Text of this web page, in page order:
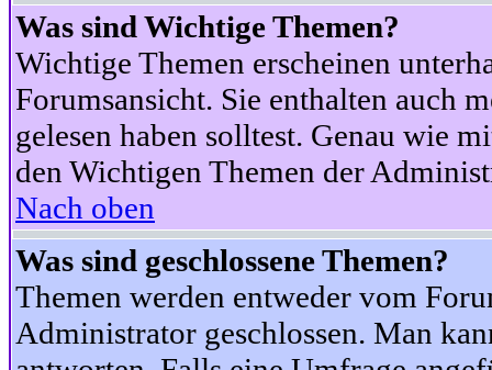
Was sind Wichtige Themen?
Wichtige Themen erscheinen
Forumsansicht. Sie enthalten auch
gelesen haben solltest. Genau wie
den Wichtigen Themen der
Nach oben
Was sind geschlossene Themen?
Themen werden entweder vom
Administrator geschlossen. Man